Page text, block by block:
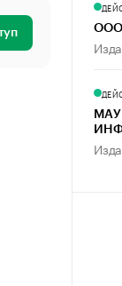
ООО
МАУ